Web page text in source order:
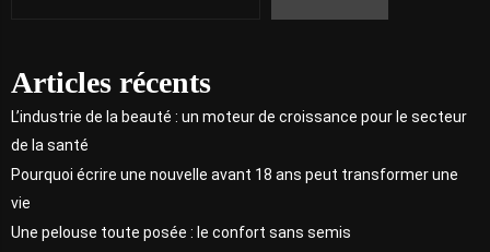
Articles récents
L’industrie de la beauté : un moteur de croissance pour le secteur
de la santé
Pourquoi écrire une nouvelle avant 18 ans peut transformer une
vie
Une pelouse toute posée : le confort sans semis